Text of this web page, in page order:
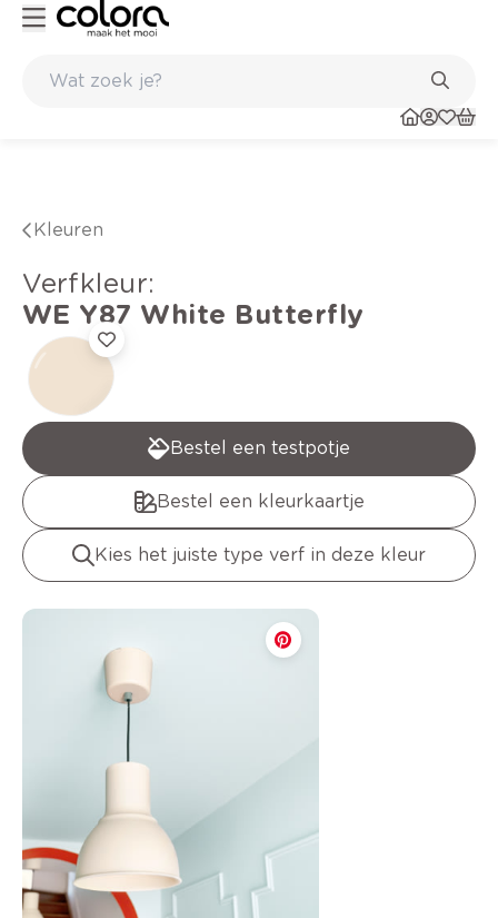
Kleuren
verfkleur:
WE Y87 White Butterfly
Bestel een testpotje
Bestel een kleurkaartje
Kies het juiste type verf in deze kleur